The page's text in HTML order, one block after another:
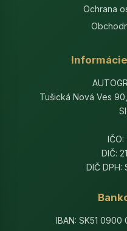
Ochrana
Tušická Nová Ves
IČO:
DIČ:
DIČ DPH:
IBAN: SK51